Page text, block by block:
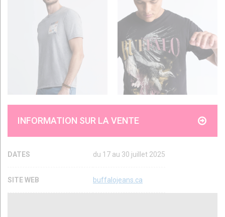
INFORMATION SUR LA VENTE
DATES du 17 au 30 juillet 2025
SITE WEB buffalojeans.ca